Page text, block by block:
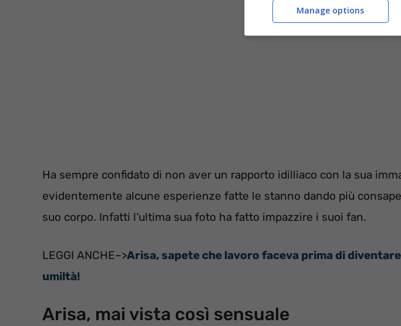
Ha sempre confidato di non aver un rapporto idilliaco con la sua
evidentemente alcune esperienze fatte le stanno dando più
suo corpo. Infatti l’ultima sua foto ha fatto impazzire i suoi fan.
LEGGI ANCHE–>Arisa, sapete che lavoro faceva prima di
umiltà!
Arisa, mai vista così sensuale
Manage options